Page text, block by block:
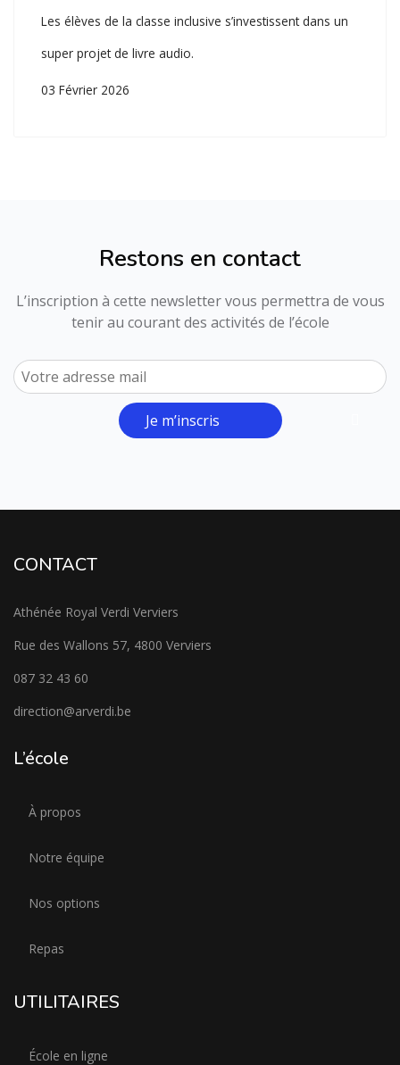
Les élèves de la classe inclusive s’investissent dans un
super projet de livre audio.
03 Février 2026
Restons en contact
L’inscription à cette newsletter vous permettra de vous
tenir au courant des activités de l’école
Je m’inscris
CONTACT
Athénée Royal Verdi Verviers
Rue des Wallons 57, 4800 Verviers
087 32 43 60
direction@arverdi.be
L’école
À propos
Notre équipe
Nos options
Repas
UTILITAIRES
École en ligne